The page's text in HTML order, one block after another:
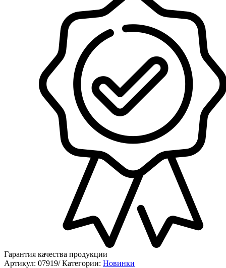
Гарантия качества продукции
Артикул: 07919/ Категории: Новинки